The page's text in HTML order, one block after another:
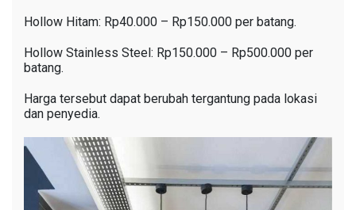
Hollow Hitam: Rp40.000 – Rp150.000 per batang.
Hollow Stainless Steel: Rp150.000 – Rp500.000 per
batang.
Harga tersebut dapat berubah tergantung pada lokasi
dan penyedia.